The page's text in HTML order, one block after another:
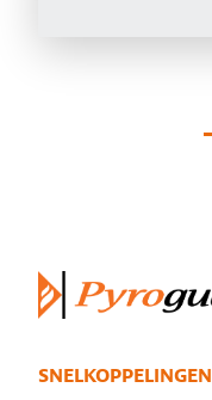
SNELKOPPELINGEN